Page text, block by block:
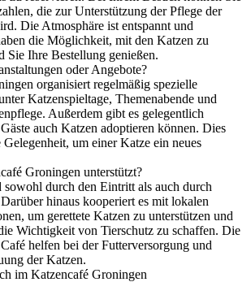
die zur Unterstützung der Pflege der
Die Atmosphäre ist entspannt und
die Möglichkeit, mit den Katzen zu
Sie Ihre Bestellung genießen.
oder Angebote?
organisiert regelmäßig spezielle
Katzenspieltage, Themenabende und
Außerdem gibt es gelegentlich
auch Katzen adoptieren können. Dies
um einer Katze ein neues
Groningen unterstützt?
durch den Eintritt als auch durch
hinaus kooperiert es mit lokalen
um gerettete Katzen zu unterstützen und
Wichtigkeit von Tierschutz zu schaffen. Die
helfen bei der Futterversorgung und
der Katzen.
im Katzencafé Groningen